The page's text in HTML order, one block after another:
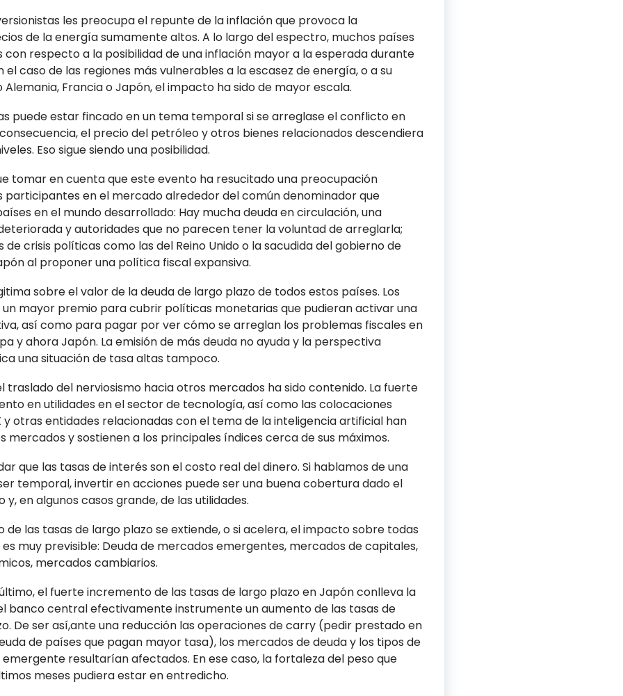
les preocupa el repunte de la inflación que provoca la
de la energía sumamente altos. A lo largo del espectro, muchos países
respecto a la posibilidad de una inflación mayor a la esperada durante
el caso de las regiones más vulnerables a la escasez de energía, o a su
Francia o Japón, el impacto ha sido de mayor escala.
puede estar fincado en un tema temporal si se arreglase el conflicto en
el precio del petróleo y otros bienes relacionados descendiera
Eso sigue siendo una posibilidad.
tomar en cuenta que este evento ha resucitado una preocupación
en el mercado alrededor del común denominador que
en el mundo desarrollado: Hay mucha deuda en circulación, una
y autoridades que no parecen tener la voluntad de arreglarla;
crisis políticas como las del Reino Unido o la sacudida del gobierno de
al proponer una política fiscal expansiva.
sobre el valor de la deuda de largo plazo de todos estos países. Los
un mayor premio para cubrir políticas monetarias que pudieran activar una
así como para pagar por ver cómo se arreglan los problemas fiscales en
y ahora Japón. La emisión de más deuda no ayuda y la perspectiva
una situación de tasa altas tampoco.
traslado del nerviosismo hacia otros mercados ha sido contenido. La fuerte
en utilidades en el sector de tecnología, así como las colocaciones
y otras entidades relacionadas con el tema de la inteligencia artificial han
mercados y sostienen a los principales índices cerca de sus máximos.
que las tasas de interés son el costo real del dinero. Si hablamos de una
temporal, invertir en acciones puede ser una buena cobertura dado el
en algunos casos grande, de las utilidades.
de las tasas de largo plazo se extiende, o si acelera, el impacto sobre todas
muy previsible: Deuda de mercados emergentes, mercados de capitales,
mercados cambiarios.
el fuerte incremento de las tasas de largo plazo en Japón conlleva la
banco central efectivamente instrumente un aumento de las tasas de
De ser así,ante una reducción las operaciones de carry (pedir prestado en
de países que pagan mayor tasa), los mercados de deuda y los tipos de
resultarían afectados. En ese caso, la fortaleza del peso que
meses pudiera estar en entredicho.